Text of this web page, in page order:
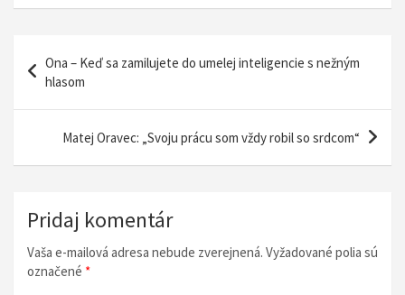
v
g
Ona – Keď sa zamilujete do umelej inteligencie s nežným
hlasom
Matej Oravec: „Svoju prácu som vždy robil so srdcom“
Pridaj komentár
Vaša e-mailová adresa nebude zverejnená. Vyžadované polia sú
označené *